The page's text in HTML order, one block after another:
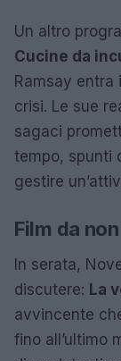
Un altro
Cucine da
Ramsay entra
crisi. Le sue
sagaci
tempo, spunti
gestire
Film da
In serata,
discutere: La
avvincente
fino all’ultimo